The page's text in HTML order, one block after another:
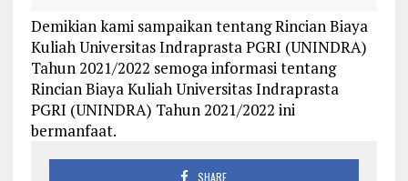
Demikian kami sampaikan tentang Rincian Biaya
Kuliah Universitas Indraprasta PGRI (UNINDRA)
Tahun 2021/2022 semoga informasi tentang
Rincian Biaya Kuliah Universitas Indraprasta
PGRI (UNINDRA) Tahun 2021/2022 ini
bermanfaat.
SHARE